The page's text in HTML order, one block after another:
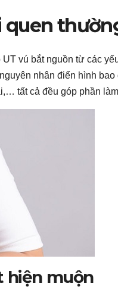
vú bắt nguồn từ các
nhân điển hình
tất cả đều góp phần
hiện muộn